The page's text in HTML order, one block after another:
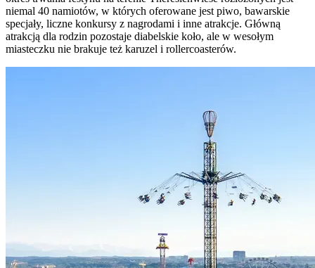
niemal 40 namiotów, w których oferowane jest piwo, bawarskie
specjały, liczne konkursy z nagrodami i inne atrakcje. Główną
atrakcją dla rodzin pozostaje diabelskie koło, ale w wesołym
miasteczku nie brakuje też karuzel i rollercoasterów.